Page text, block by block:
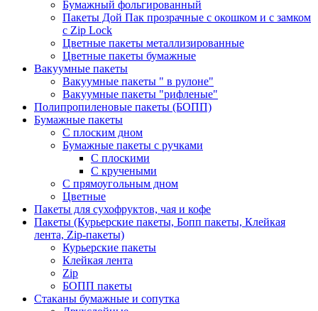
Бумажный фольгированный
Пакеты Дой Пак прозрачные с окошком и с замком
с Zip Lock
Цветные пакеты металлизированные
Цветные пакеты бумажные
Вакуумные пакеты
Вакуумные пакеты " в рулоне"
Вакуумные пакеты "рифленые"
Полипропиленовые пакеты (БОПП)
Бумажные пакеты
С плоским дном
Бумажные пакеты с ручками
С плоскими
С кручеными
С прямоугольным дном
Цветные
Пакеты для сухофруктов, чая и кофе
Пакеты (Курьерские пакеты, Бопп пакеты, Клейкая
лента, Zip-пакеты)
Курьерские пакеты
Клейкая лента
Zip
БОПП пакеты
Стаканы бумажные и сопутка